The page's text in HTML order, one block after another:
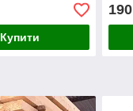
Купити
190